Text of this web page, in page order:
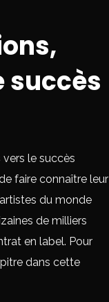
succès
vers le succès
faire connaître leur
du monde
de milliers
en label. Pour
dans cette